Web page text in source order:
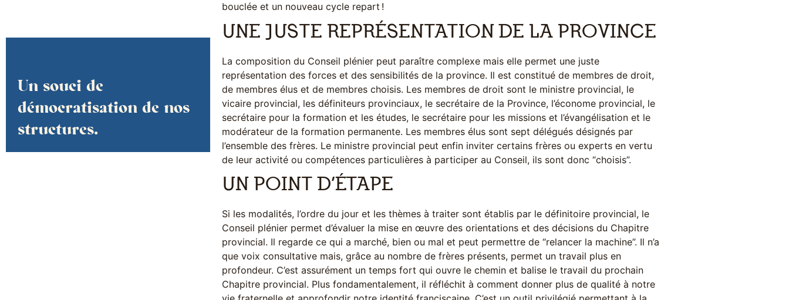
Un souci de
démocratisation de nos
structures.
bouclée et un nouveau cycle repart !
UNE JUSTE REPRÉSENTATION DE LA PROVINCE
La composition du Conseil plénier peut paraître complexe mais elle permet une juste
représentation des forces et des sensibilités de la province. Il est constitué de membres de droit,
de membres élus et de membres choisis. Les membres de droit sont le ministre provincial, le
vicaire provincial, les définiteurs provinciaux, le secrétaire de la Province, l’économe provincial, le
secrétaire pour la formation et les études, le secrétaire pour les missions et l’évangélisation et le
modérateur de la formation permanente. Les membres élus sont sept délégués désignés par
l’ensemble des frères. Le ministre provincial peut enfin inviter certains frères ou experts en vertu
de leur activité ou compétences particulières à participer au Conseil, ils sont donc “choisis”.
UN POINT D’ÉTAPE
Si les modalités, l’ordre du jour et les thèmes à traiter sont établis par le définitoire provincial, le
Conseil plénier permet d’évaluer la mise en œuvre des orientations et des décisions du Chapitre
provincial. Il regarde ce qui a marché, bien ou mal et peut permettre de “relancer la machine”. Il n’a
que voix consultative mais, grâce au nombre de frères présents, permet un travail plus en
profondeur. C’est assurément un temps fort qui ouvre le chemin et balise le travail du prochain
Chapitre provincial. Plus fondamentalement, il réfléchit à comment donner plus de qualité à notre